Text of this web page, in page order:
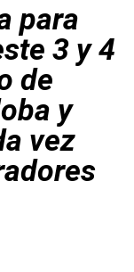
para
3 y 4
de
y
vez